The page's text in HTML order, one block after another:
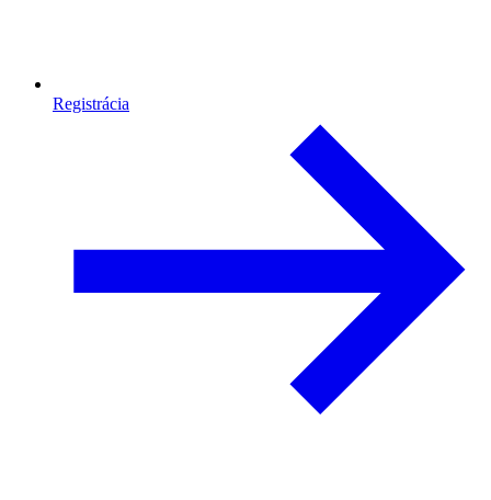
Registrácia